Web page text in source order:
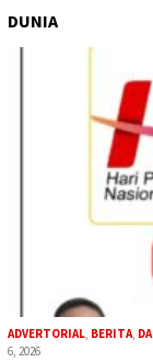
DUNIA
ADVERTORIAL, BERITA,
6, 2026